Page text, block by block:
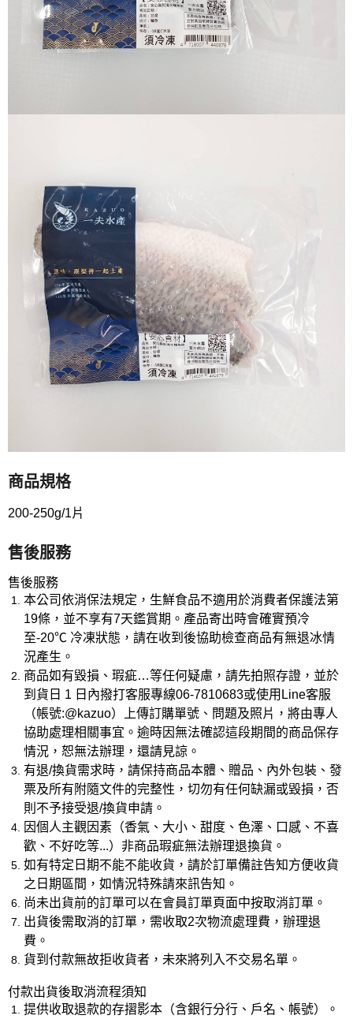
商品規格
200-250g/1片
售後服務
售後服務
本公司依消保法規定，生鮮食品不適用於消費者保護法第
19條，並不享有7天鑑賞期。產品寄出時會確實預冷
至-20℃ 冷凍狀態，請在收到後協助檢查商品有無退冰情
況產生。
商品如有毀損、瑕疵…等任何疑慮，請先拍照存證，並於
到貨日 1 日內撥打客服專線06-7810683或使用Line客服
（帳號:@kazuo）上傳訂購單號、問題及照片，將由專人
協助處理相關事宜。逾時因無法確認這段期間的商品保存
情況，恕無法辦理，還請見諒。
有退/換貨需求時，請保持商品本體、贈品、內外包裝、發
票及所有附隨文件的完整性，切勿有任何缺漏或毀損，否
則不予接受退/換貨申請。
因個人主觀因素（香氣、大小、甜度、色澤、口感、不喜
歡、不好吃等...）非商品瑕疵無法辦理退換貨。
如有特定日期不能不能收貨，請於訂單備註告知方便收貨
之日期區間，如情況特殊請來訊告知。
尚未出貨前的訂單可以在會員訂單頁面中按取消訂單。
出貨後需取消的訂單，需收取2次物流處理費，辦理退
費。
貨到付款無故拒收貨者，未來將列入不交易名單。
付款出貨後取消流程須知
提供收取退款的存摺影本（含銀行分行、戶名、帳號）。